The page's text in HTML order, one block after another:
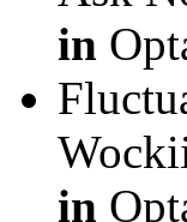
in
in